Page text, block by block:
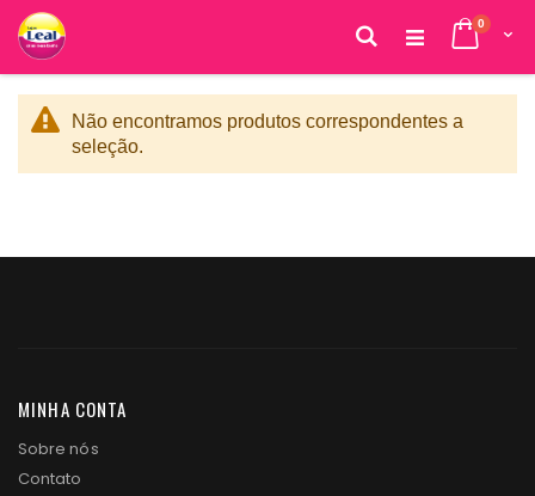
Cart
0 itens
Pesquisa
o
conteúdo
Não encontramos produtos correspondentes a
seleção.
MINHA CONTA
Sobre nós
Contato